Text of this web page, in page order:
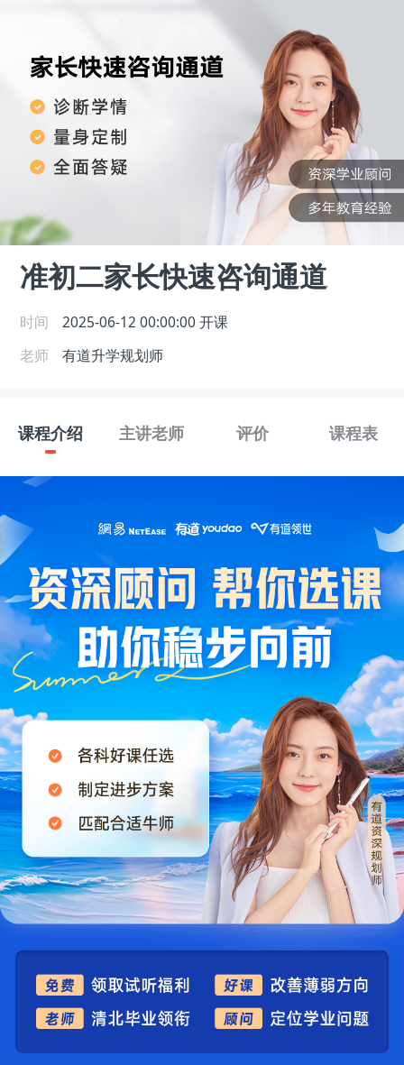
准初二家长快速咨询通道
时间 2025-06-12 00:00:00 开课
老师
有道升学规划师
课程介绍 主讲老师 评价 课程表